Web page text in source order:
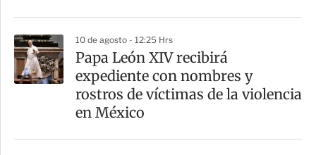
10 de agosto - 12:25 Hrs
Papa León XIV recibirá
expediente con nombres y
rostros de víctimas de la violencia
en México